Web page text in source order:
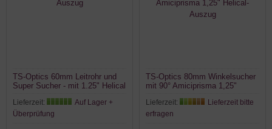
TS-Optics 60mm Leitrohr und
Super Sucher - mit 1.25" Helical
Lieferzeit:
Auf Lager +
Überprüfung
TS-Optics 80mm Winkelsucher
mit 90° Amiciprisma 1,25"
Lieferzeit:
Lieferzeit bitte
erfragen